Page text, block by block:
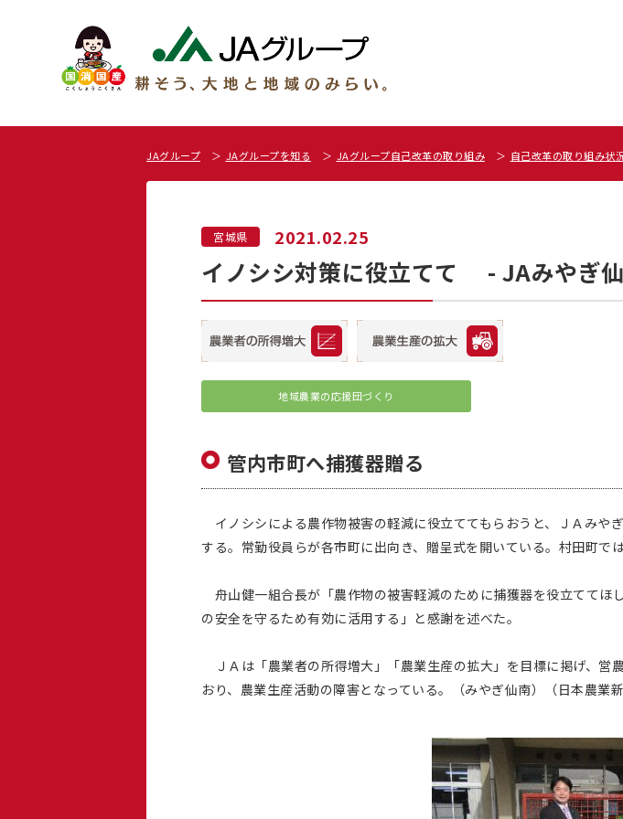
JAグループ JAグループを知る JAグループ自己改革の取り組み 自己改革の取り組み状
宮城県 2021.02.25
イノシシ対策に役立てて - JAみやぎ
地域農業の応援団づくり
管内市町へ捕獲器贈る
イノシシによる農作物被害の軽減に役立ててもらおうと、ＪＡみや
する。常勤役員らが各市町に出向き、贈呈式を開いている。村田町で
舟山健一組合長が「農作物の被害軽減のために捕獲器を役立ててほ
の安全を守るため有効に活用する」と感謝を述べた。
ＪＡは「農業者の所得増大」「農業生産の拡大」を目標に掲げ、営
おり、農業生産活動の障害となっている。（みやぎ仙南）（日本農業